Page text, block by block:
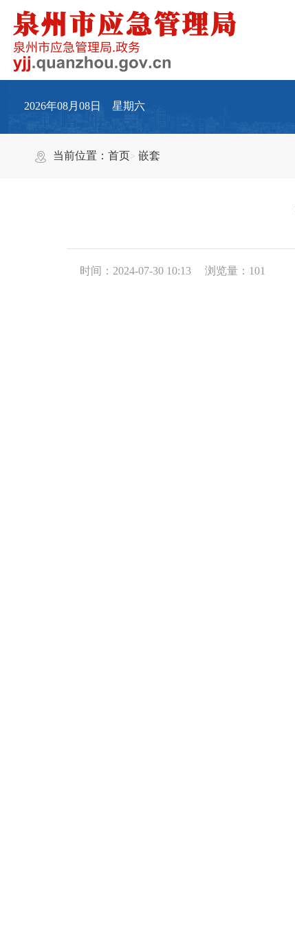
2026年08月08日 星期六
当前位置：首页 嵌套
时间：2024-07-30 10:13 浏览量： 101